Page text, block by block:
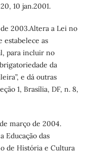
10 jan.2001.
2003.Altera a Lei no
estabelece as
para incluir no
da
e dá outras
1, Brasília, DF, n. 8,
março de 2004.
Educação das
de História e Cultura